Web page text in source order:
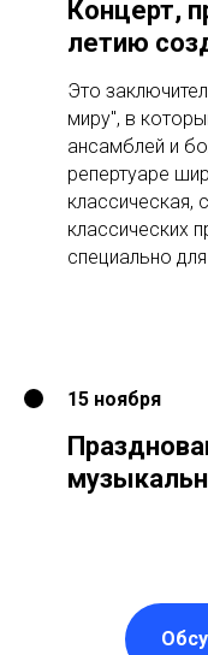
Концерт,
летию
Это
миру", в
ансамблей и
репертуаре
классическая,
классических
специально
15 ноября